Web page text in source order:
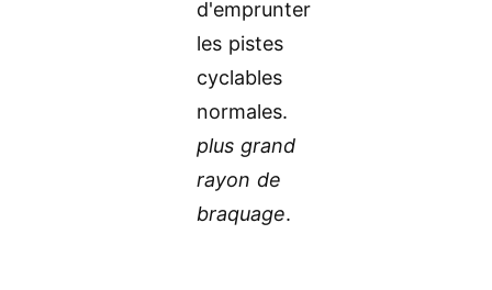
d'emprunter
les pistes
cyclables
normales.
plus grand
rayon de
braquage.